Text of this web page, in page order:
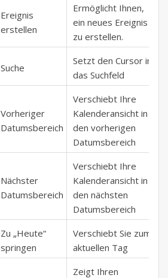
Ereignis
erstellen
Ermöglicht Ihnen,
ein neues Ereignis
zu erstellen.
Suche
Setzt den Cursor in
das Suchfeld
Vorheriger
Datumsbereich
Verschiebt Ihre
Kalenderansicht in
den vorherigen
Datumsbereich
Nächster
Datumsbereich
Verschiebt Ihre
Kalenderansicht in
den nächsten
Datumsbereich
Zu „Heute“
springen
Verschiebt Sie zum
aktuellen Tag
Zeigt Ihren